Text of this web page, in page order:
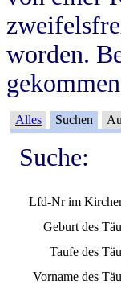
worden.
Alles Suchen
Suche:
Lfd-Nr im
Geburt des
Taufe des
Vorname des